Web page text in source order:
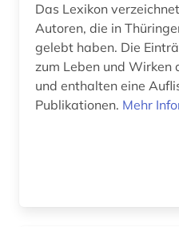
Das Lexikon
Autoren, die in
gelebt haben. Die
zum Leben und Wirken
und enthalten eine
Publikationen. Mehr